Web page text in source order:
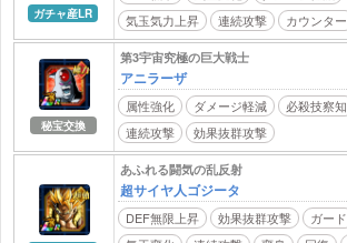
ガチャ産LR
気玉気力上昇
連続攻撃 カウンター
秘宝交換
第3宇宙究極の巨大戦士
アニラーザ
属性強化 ダメージ軽減 必殺技察知
連続攻撃
効果抜群攻撃
あふれる闘気の乱反射
超サイヤ人ゴジータ
DEF無限上昇 効果抜群攻撃 ガード